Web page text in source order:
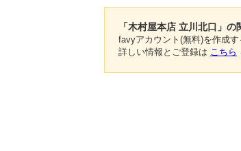
「木村屋本店 立川北口」の
favyアカウント(無料)を作成
詳しい情報とご登録は こちら